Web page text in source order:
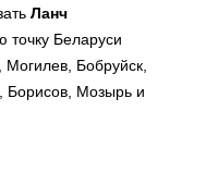
Ланч
точку Беларуси
Могилев, Бобруйск,
Борисов, Мозырь и